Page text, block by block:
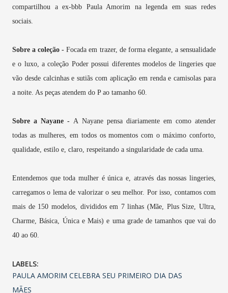
compartilhou a ex-bbb Paula Amorim na legenda em suas redes
sociais.
Sobre a coleção -Focada em trazer, de forma elegante, a sensualidade
e o luxo, a coleção Poder possui diferentes modelos de lingeries que
vão desde calcinhas e sutiãs com aplicação em renda e camisolas para
a noite. As peças atendem do P ao tamanho 60.
Sobre a Nayane -A Nayane pensa diariamente em como atender
todas as mulheres, em todos os momentos com o máximo conforto,
qualidade, estilo e, claro, respeitando a singularidade de cada uma.
Entendemos que toda mulher é única e, através das nossas lingeries,
carregamos o lema de valorizar o seu melhor. Por isso, contamos com
mais de 150 modelos, divididos em 7 linhas (Mãe, Plus Size, Ultra,
Charme, Básica, Única e Mais) e uma grade de tamanhos que vai do
40 ao 60.
LABELS:
PAULA AMORIM CELEBRA SEU PRIMEIRO DIA DAS
MÃES